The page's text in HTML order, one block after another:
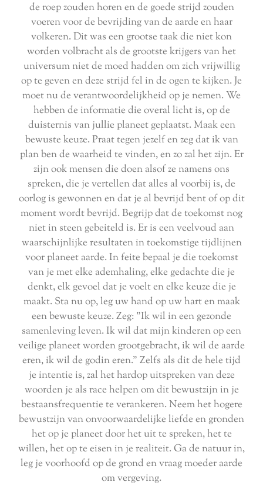
de roep zouden horen en de goede strijd zouden
voeren voor de bevrijding van de aarde en haar
volkeren. Dit was een grootse taak die niet kon
worden volbracht als de grootste krijgers van het
universum niet de moed hadden om zich vrijwillig
op te geven en deze strijd fel in de ogen te kijken. Je
moet nu de verantwoordelijkheid op je nemen. We
hebben de informatie die overal licht is, op de
duisternis van jullie planeet geplaatst. Maak een
bewuste keuze. Praat tegen jezelf en zeg dat ik van
plan ben de waarheid te vinden, en zo zal het zijn. Er
zijn ook mensen die doen alsof ze namens ons
spreken, die je vertellen dat alles al voorbij is, de
oorlog is gewonnen en dat je al bevrijd bent of op dit
moment wordt bevrijd. Begrijp dat de toekomst nog
niet in steen gebeiteld is. Er is een veelvoud aan
waarschijnlijke resultaten in toekomstige tijdlijnen
voor planeet aarde. In feite bepaal je die toekomst
van je met elke ademhaling, elke gedachte die je
denkt, elk gevoel dat je voelt en elke keuze die je
maakt. Sta nu op, leg uw hand op uw hart en maak
een bewuste keuze. Zeg: "Ik wil in een gezonde
samenleving leven. Ik wil dat mijn kinderen op een
veilige planeet worden grootgebracht, ik wil de aarde
eren, ik wil de godin eren." Zelfs als dit de hele tijd
je intentie is, zal het hardop uitspreken van deze
woorden je als race helpen om dit bewustzijn in je
bestaansfrequentie te verankeren. Neem het hogere
bewustzijn van onvoorwaardelijke liefde en gronden
het op je planeet door het uit te spreken, het te
willen, het op te eisen in je realiteit. Ga de natuur in,
leg je voorhoofd op de grond en vraag moeder aarde
om vergeving.